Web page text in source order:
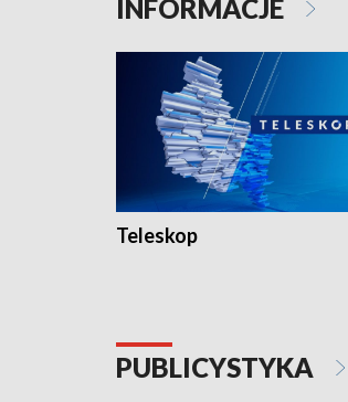
INFORMACJE
Teleskop
PUBLICYSTYKA